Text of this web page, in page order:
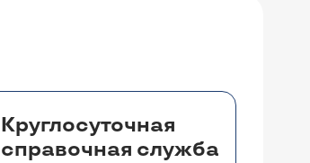
Круглосуточная
справочная служба